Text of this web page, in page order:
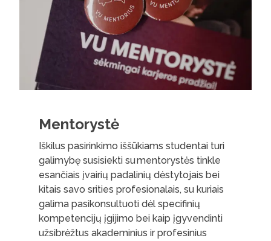
Mentorystė
Iškilus pasirinkimo iššūkiams studentai turi
galimybę susisiekti su mentorystės tinkle
esančiais įvairių padalinių dėstytojais bei
kitais savo srities profesionalais, su kuriais
galima pasikonsultuoti dėl specifinių
kompetencijų įgijimo bei kaip įgyvendinti
užsibrėžtus akademinius ir profesinius